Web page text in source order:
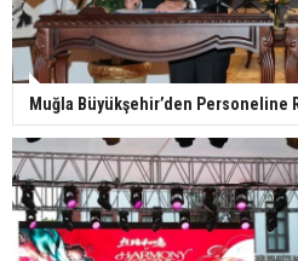
Muğla Büyükşehir’den Personeline